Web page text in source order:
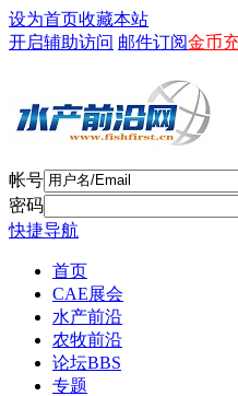
设为首页收藏本站
开启辅助访问 邮件订阅金币
帐号
密码
快捷导航
首页
CAE展会
水产前沿
农牧前沿
论坛BBS
专题